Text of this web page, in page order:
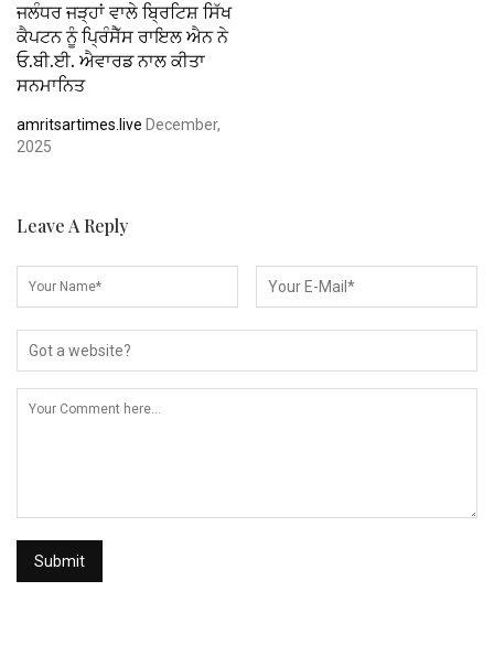
ਜਲੰਧਰ ਜੜ੍ਹਾਂ ਵਾਲੇ ਬ੍ਰਿਟਿਸ਼ ਸਿੱਖ
ਕੈਪਟਨ ਨੂੰ ਪ੍ਰਿੰਸੈੱਸ ਰਾਇਲ ਐਨ ਨੇ
ਓ.ਬੀ.ਈ. ਐਵਾਰਡ ਨਾਲ ਕੀਤਾ
ਸਨਮਾਨਿਤ
amritsartimes.live December,
2025
Leave A Reply